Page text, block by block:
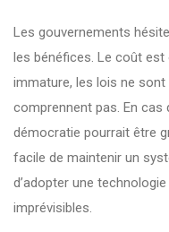
Les gouvernements
les bénéfices. Le coût
immature, les lois ne
comprennent pas. En cas
démocratie pourrait être
facile de maintenir un
d’adopter une
imprévisibles.